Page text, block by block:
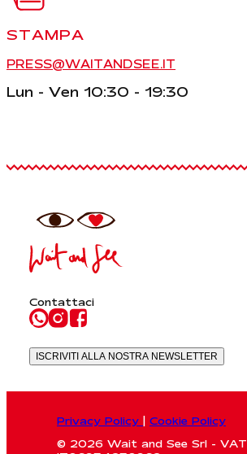
STAMPA
PRESS@WAITANDSEE.IT
Lun - Ven 10:30 - 19:30
Contattaci
ISCRIVITI ALLA NOSTRA NEWSLETTER
Privacy Policy
Cookie Policy
© 2026 Wait and See Srl - VAT